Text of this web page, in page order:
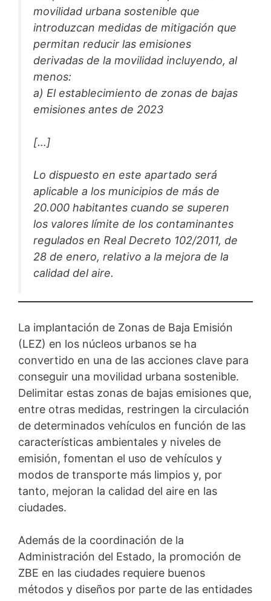
movilidad urbana sostenible que
introduzcan medidas de mitigación que
permitan reducir las emisiones
derivadas de la movilidad incluyendo, al
menos:
a) El establecimiento de zonas de bajas
emisiones antes de 2023
[…]
Lo dispuesto en este apartado será
aplicable a los municipios de más de
20.000 habitantes cuando se superen
los valores límite de los contaminantes
regulados en Real Decreto 102/2011, de
28 de enero, relativo a la mejora de la
calidad del aire.
La implantación de Zonas de Baja Emisión
(LEZ) en los núcleos urbanos se ha
convertido en una de las acciones clave para
conseguir una movilidad urbana sostenible.
Delimitar estas zonas de bajas emisiones que,
entre otras medidas, restringen la circulación
de determinados vehículos en función de las
características ambientales y niveles de
emisión, fomentan el uso de vehículos y
modos de transporte más limpios y, por
tanto, mejoran la calidad del aire en las
ciudades.
Además de la coordinación de la
Administración del Estado, la promoción de
ZBE en las ciudades requiere buenos
métodos y diseños por parte de las entidades